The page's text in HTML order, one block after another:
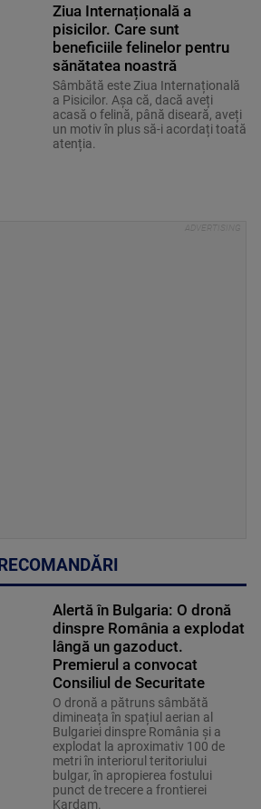
Ziua Internațională a
pisicilor. Care sunt
beneficiile felinelor pentru
sănătatea noastră
Sâmbătă este Ziua Internațională
a Pisicilor. Așa că, dacă aveți
acasă o felină, până diseară, aveți
un motiv în plus să-i acordați toată
atenția.
RECOMANDĂRI
Alertă în Bulgaria: O dronă
dinspre România a explodat
lângă un gazoduct.
Premierul a convocat
Consiliul de Securitate
O dronă a pătruns sâmbătă
dimineața în spațiul aerian al
Bulgariei dinspre România și a
explodat la aproximativ 100 de
metri în interiorul teritoriului
bulgar, în apropierea fostului
punct de trecere a frontierei
Kardam.